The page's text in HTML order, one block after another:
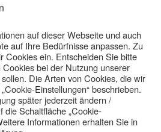
auf dieser Webseite und auch
auf Ihre Bedürfnisse anpassen. Zu
Cookies ein. Entscheiden Sie bitte
bei der Nutzung unserer
Die Arten von Cookies, die wir
Einstellungen“ beschrieben.
später jederzeit ändern /
Schaltfläche „Cookie-
Informationen erhalten Sie in